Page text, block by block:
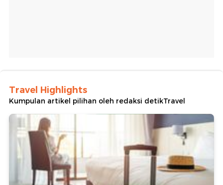
Travel Highlights
Kumpulan artikel pilihan oleh redaksi detikTravel